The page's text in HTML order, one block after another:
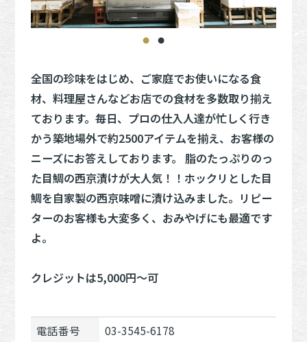
全国の珍味をはじめ、ご家庭でお使いになる食
材、料理屋さんなどお店での食材を多数取り揃え
ております。毎日、プロの仕入人達が忙しく行き
かう築地場外で約2500アイテムを揃え、お客様の
ニーズにお答えしております。 脂のたっぷりのっ
た目鯛の西京漬けが大人気！！ホックリとした目
鯛を自家製の西京味噌に漬け込みました。リピー
ターのお客様も大変多く、おみやげにも最適です
よ。
クレジットは5,000円～可
電話番号 03-3545-6178